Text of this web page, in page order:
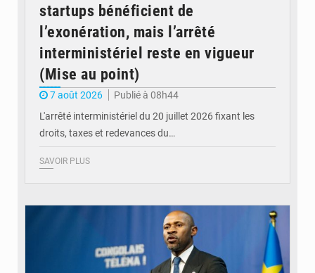
startups bénéficient de
l’exonération, mais l’arrêté
interministériel reste en vigueur
(Mise au point)
7 août 2026
Publié à 08h44
L'arrêté interministériel du 20 juillet 2026 fixant les
droits, taxes et redevances du…
SAVOIR PLUS